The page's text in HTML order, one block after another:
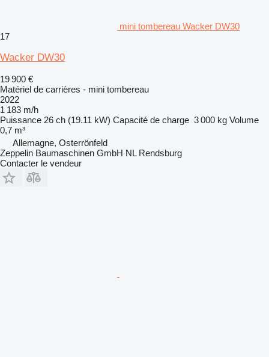
mini tombereau Wacker DW30
17
Wacker DW30
19 900 €
Matériel de carrières - mini tombereau
2022
1 183 m/h
Puissance 26 ch (19.11 kW) Capacité de charge 3 000 kg Volume
0,7 m³
Allemagne, Osterrönfeld
Zeppelin Baumaschinen GmbH NL Rendsburg
Contacter le vendeur